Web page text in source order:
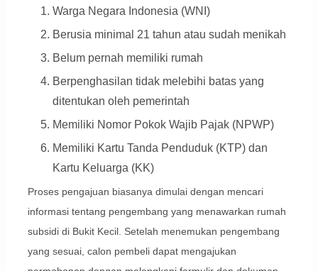
Warga Negara Indonesia (WNI)
Berusia minimal 21 tahun atau sudah menikah
Belum pernah memiliki rumah
Berpenghasilan tidak melebihi batas yang
ditentukan oleh pemerintah
Memiliki Nomor Pokok Wajib Pajak (NPWP)
Memiliki Kartu Tanda Penduduk (KTP) dan
Kartu Keluarga (KK)
Proses pengajuan biasanya dimulai dengan mencari
informasi tentang pengembang yang menawarkan rumah
subsidi di Bukit Kecil. Setelah menemukan pengembang
yang sesuai, calon pembeli dapat mengajukan